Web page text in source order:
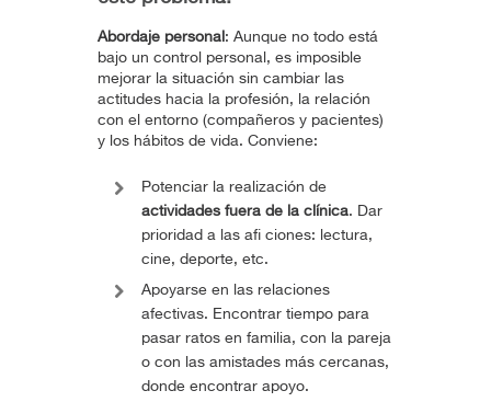
Abordaje personal : Aunque no todo está
bajo un control personal, es imposible
mejorar la situación sin cambiar las
actitudes hacia la profesión, la relación
con el entorno (compañeros y pacientes)
y los hábitos de vida. Conviene:
Potenciar la realización de
actividades fuera de la clínica. Dar
prioridad a las afi ciones: lectura,
cine, deporte, etc.
Apoyarse en las relaciones
afectivas. Encontrar tiempo para
pasar ratos en familia, con la pareja
o con las amistades más cercanas,
donde encontrar apoyo.